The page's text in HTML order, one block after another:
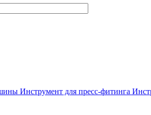
Инструмент для пресс-фитинга